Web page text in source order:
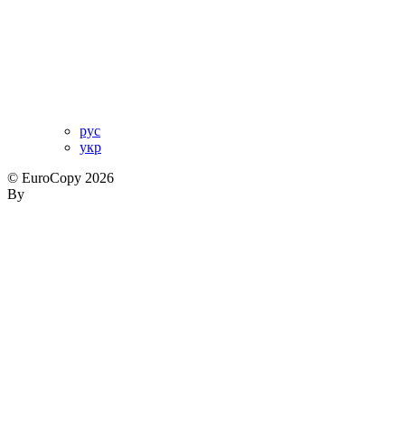
рус
укр
© EuroCopy 2026
By